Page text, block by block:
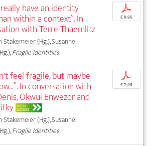
really have an identity
within a context”. In
with Terre Thaemlitz
Stakemeier (Hg.), Susanne
Fragile Identities
p
€ 9,95
feel fragile, but maybe
In conversation with
Okwui Enwezor and
OPEN
ACCESS
Stakemeier (Hg.), Susanne
Fragile Identities
p
€ 7,95